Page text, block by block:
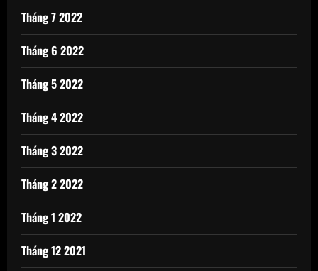
Tháng 7 2022
Tháng 6 2022
Tháng 5 2022
Tháng 4 2022
Tháng 3 2022
Tháng 2 2022
Tháng 1 2022
Tháng 12 2021